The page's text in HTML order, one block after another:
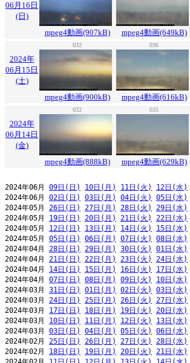
06月16日
(日)
mpeg4動画(907kB) mpeg4動画(649kB)
032 036
2024年
06月15日
(土)
mpeg4動画(900kB) mpeg4動画(616kB)
032 035
2024年
06月14日
(金)
mpeg4動画(888kB) mpeg4動画(629kB)
2024年06月 09日(日) 10日(月) 11日(火) 12日(水)
2024年06月 02日(日) 03日(月) 04日(火) 05日(水)
2024年05月 26日(日) 27日(月) 28日(火) 29日(水)
2024年05月 19日(日) 20日(月) 21日(火) 22日(水)
2024年05月 12日(日) 13日(月) 14日(火) 15日(水)
2024年05月 05日(日) 06日(月) 07日(火) 08日(水)
2024年04月 28日(日) 29日(月) 30日(火) 01日(水)
2024年04月 21日(日) 22日(月) 23日(火) 24日(水)
2024年04月 14日(日) 15日(月) 16日(火) 17日(水)
2024年04月 07日(日) 08日(月) 09日(火) 10日(水)
2024年03月 31日(日) 01日(月) 02日(火) 03日(水)
2024年03月 24日(日) 25日(月) 26日(火) 27日(水)
2024年03月 17日(日) 18日(月) 19日(火) 20日(水)
2024年03月 10日(日) 11日(月) 12日(火) 13日(水)
2024年03月 03日(日) 04日(月) 05日(火) 06日(水)
2024年02月 25日(日) 26日(月) 27日(火) 28日(水)
2024年02月 18日(日) 19日(月) 20日(火) 21日(水)